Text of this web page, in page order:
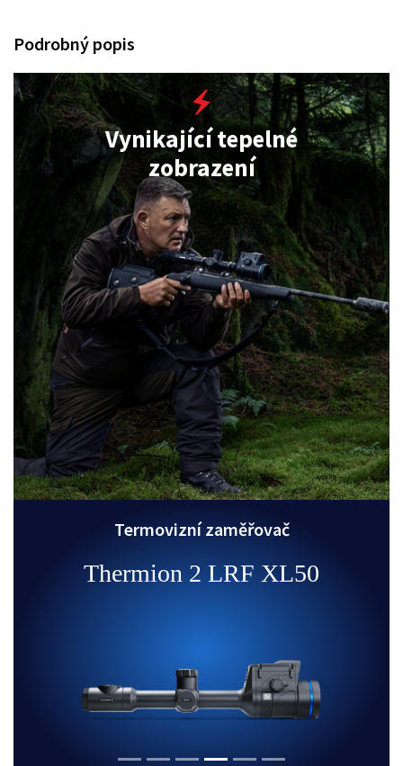
Podrobný popis
Vynikající tepelné
zobrazení
Termovizní zaměřovač
Thermion 2 LRF XL50
Previous Next